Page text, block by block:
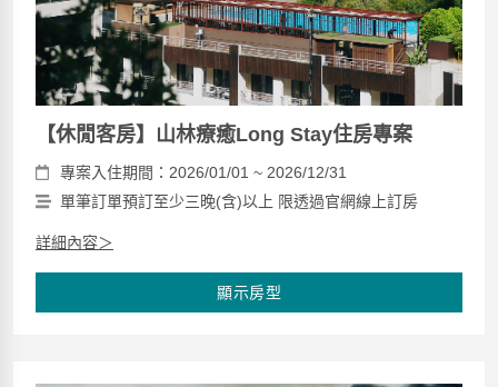
【休閒客房】山林療癒Long Stay住房專案
專案入住期間：2026/01/01 ~ 2026/12/31
單筆訂單預訂至少三晚(含)以上 限透過官網線上訂房
詳細內容＞
顯示房型